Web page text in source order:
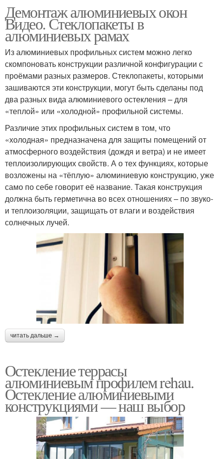
Демонтаж алюминиевых окон
Видео. Стеклопакеты в
алюминиевых рамах
Из алюминиевых профильных систем можно легко
скомпоновать конструкции различной конфигурации с
проёмами разных размеров. Стеклопакеты, которыми
зашиваются эти конструкции, могут быть сделаны под
два разных вида алюминиевого остекления – для
«теплой» или «холодной» профильной системы.
Различие этих профильных систем в том, что
«холодная» предназначена для защиты помещений от
атмосферного воздействия (дождя и ветра) и не имеет
теплоизолирующих свойств. А о тех функциях, которые
возложены на «тёплую» алюминиевую конструкцию, уже
само по себе говорит её название. Такая конструкция
должна быть герметична во всех отношениях – по звуко-
и теплоизоляции, защищать от влаги и воздействия
солнечных лучей.
читать дальше →
Остекление террасы
алюминиевым профилем rehau.
Остекление алюминиевыми
конструкциями — наш выбор